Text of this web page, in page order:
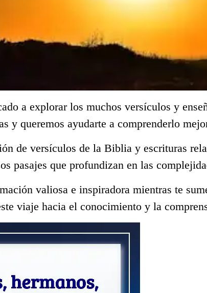
a explorar los muchos versículos y
y queremos ayudarte a comprenderlo
de versículos de la Biblia y escrituras
pasajes que profundizan en las
valiosa e inspiradora mientras te
viaje hacia el conocimiento y la